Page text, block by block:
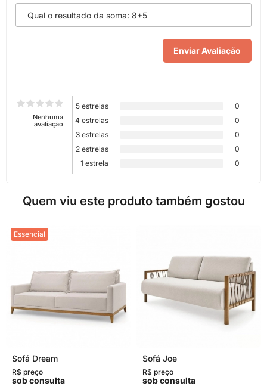
Nenhuma
avaliação
5 estrelas
0
4 estrelas
0
3 estrelas
0
2 estrelas
0
1 estrela
0
Quem viu este produto também gostou
Essencial
Sofá Dream
R$ preço
sob consulta
Sofá Joe
R$ preço
sob consulta